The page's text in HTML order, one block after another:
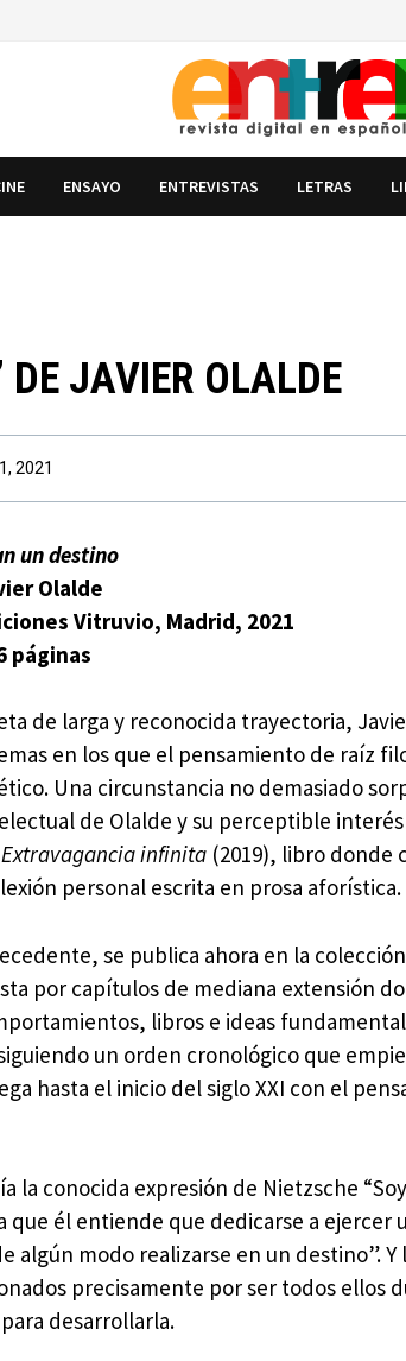
ENSAYO ENTREVISTAS LETRAS
DE JAVIER OLALDE
2021
un destino
Olalde
Vitruvio, Madrid, 2021
páginas
de larga y reconocida trayectoria,
en los que el pensamiento de raíz
Una circunstancia no demasiado
de Olalde y su perceptible
Extravagancia infinita (2019), libro donde
personal escrita en prosa aforística.
se publica ahora en la
por capítulos de mediana extensión
libros e ideas
un orden cronológico que
hasta el inicio del siglo XXI con el
la conocida expresión de Nietzsche
él entiende que dedicarse a ejercer
modo realizarse en un destino”.
precisamente por ser todos ellos
desarrollarla.